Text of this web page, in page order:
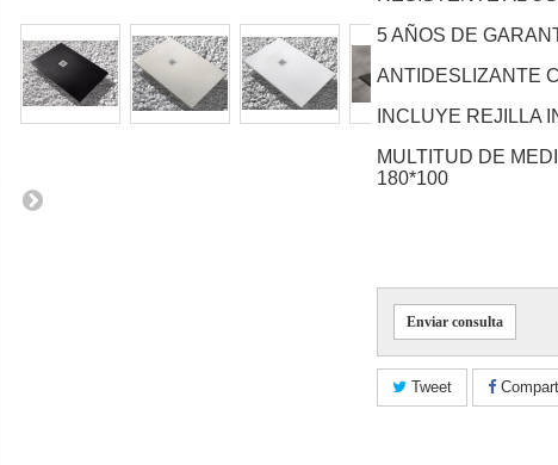
5 AÑOS DE
ANTIDESLIZANTE
INCLUYE REJILLA
MULTITUD DE
180*100
Enviar consulta
Tweet